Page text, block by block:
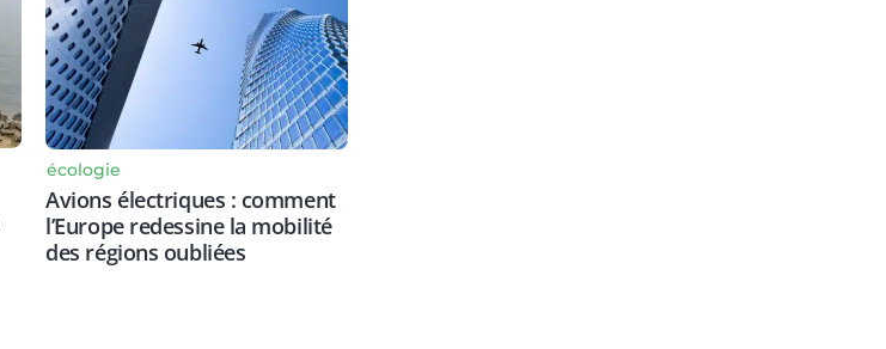
écologie
Avions électriques : comment
l’Europe redessine la mobilité
des régions oubliées